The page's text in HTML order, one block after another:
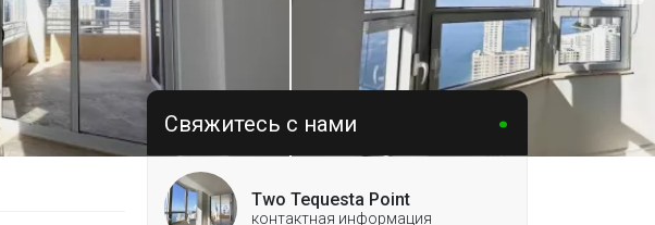
Свяжитесь с нами
Two Tequesta Point
контактная информация